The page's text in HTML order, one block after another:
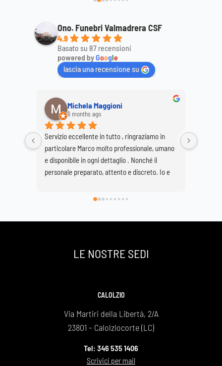
Ono. Funebri Valmadrera CSF
4.9
Basato su 87 recensioni
powered byGoogle
lascia una recensione su
Michela Maggioni
6 months ago
Servizio eccellente in tutto , ringraziamo in
particolare Marco molto professionale, umano
e disponibile in ogni dettaglio . Nonché il
personale preparato, attento e discreto. Io e
di avervi scelto e così facendo onorato al
spenta a 89 anni ma che sarà per sempre la
Daniela e Giovanna Bonaiti
LE NOSTRE SEDI
CALOLZIO
Via Martiri della Libertà, 2/A
23801 – Calolziocorte (LC)
Tel: 346 535 1406
Scrivici per mail